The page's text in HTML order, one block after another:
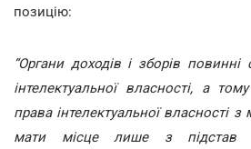
позицію:
“Органи доходів і зборів
інтелектуальної власності, а
права інтелектуальної власності
мати місце лише з підстав